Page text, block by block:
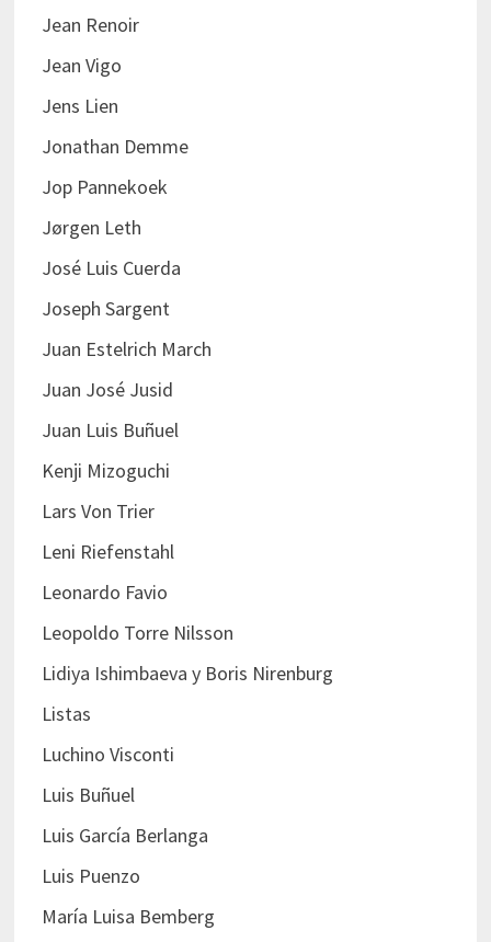
Jean Renoir
Jean Vigo
Jens Lien
Jonathan Demme
Jop Pannekoek
Jørgen Leth
José Luis Cuerda
Joseph Sargent
Juan Estelrich March
Juan José Jusid
Juan Luis Buñuel
Kenji Mizoguchi
Lars Von Trier
Leni Riefenstahl
Leonardo Favio
Leopoldo Torre Nilsson
Lidiya Ishimbaeva y Boris Nirenburg
Listas
Luchino Visconti
Luis Buñuel
Luis García Berlanga
Luis Puenzo
María Luisa Bemberg